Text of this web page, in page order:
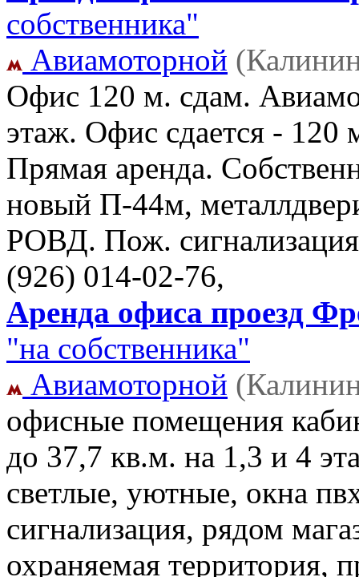
собственника"
Авиамоторной
Офис 120 м. сдам.
этаж. Офис сдается - 120
Прямая аренда.
новый П-44м,
РОВД. Пож.
(926) 014-02-76,
Аренда офиса проезд
"на собственника"
Авиамоторной
офисные помещения
до 37,7 кв.м. на 1,3 и 4
светлые, уютные, окна
сигнализация, рядом
охраняемая территория,